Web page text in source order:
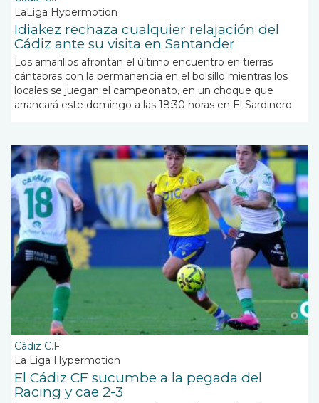
LaLiga Hypermotion
Idiakez rechaza cualquier relajación del
Cádiz ante su visita en Santander
Los amarillos afrontan el último encuentro en tierras
cántabras con la permanencia en el bolsillo mientras los
locales se juegan el campeonato, en un choque que
arrancará este domingo a las 18:30 horas en El Sardinero
Cádiz C.F.
La Liga Hypermotion
El Cádiz CF sucumbe a la pegada del
Racing y cae 2-3